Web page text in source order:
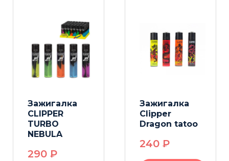
Зажигалка
CLIPPER
TURBO
NEBULA
290 P
Зажигалка
Clipper
Dragon tatoo
240 P